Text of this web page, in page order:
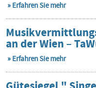
Erfahren Sie mehr
an der Wien –
Erfahren Sie mehr